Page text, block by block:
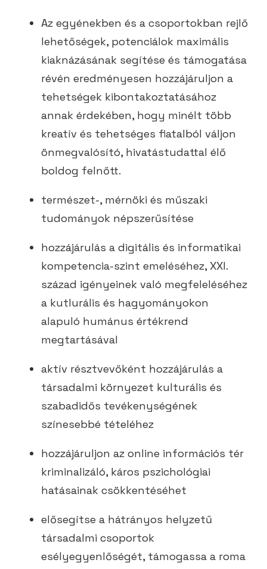
Az egyénekben és a csoportokban rejlő
lehetőségek, potenciálok maximális
kiaknázásának segítése és támogatása
révén eredményesen hozzájáruljon a
tehetségek kibontakoztatásához
annak érdekében, hogy minélt több
kreatív és tehetséges fiatalból váljon
önmegvalósító, hivatástudattal élő
boldog felnőtt.
természet-, mérnöki és műszaki
tudományok népszerűsítése
hozzájárulás a digitális és informatikai
kompetencia-szint emeléséhez, XXI.
század igényeinek való megfeleléséhez
a kutlurális és hagyományokon
alapuló humánus értékrend
megtartásával
aktív résztvevőként hozzájárulás a
társadalmi környezet kulturális és
szabadidős tevékenységének
színesebbé tételéhez
hozzájáruljon az online információs tér
kriminalizáló, káros pszichológiai
hatásainak csökkentéséhet
elősegítse a hátrányos helyzetű
társadalmi csoportok
esélyegyenlőségét, támogassa a roma